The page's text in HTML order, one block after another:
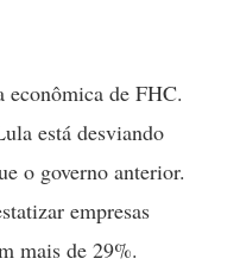
de FHC.
está desviando
o governo anterior.
empresas
mais de 29%.